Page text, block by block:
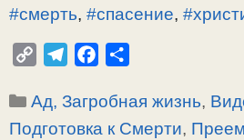
#смерть, #спасение,
p
y
l
e
c
e
п
р
Рубрики
Ад, Загробная жизнь,
Подготовка к Смерти,